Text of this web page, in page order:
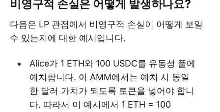
비영구적 손실은 어떻게 발생하나요?
다음은 LP 관점에서 비영구적 손실이 어떻게 보일
수 있는지에 대한 예시입니다.
Alice가 1 ETH와 100 USDC를 유동성 풀에
예치합니다. 이 AMM에서는 예치 시 동일
한 달러 가치가 되도록 토큰을 넣어야 합니
다. 따라서 이 예시에서 1 ETH = 100